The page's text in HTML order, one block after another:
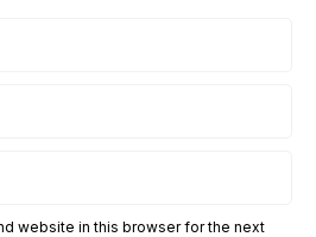
website in this browser for the next